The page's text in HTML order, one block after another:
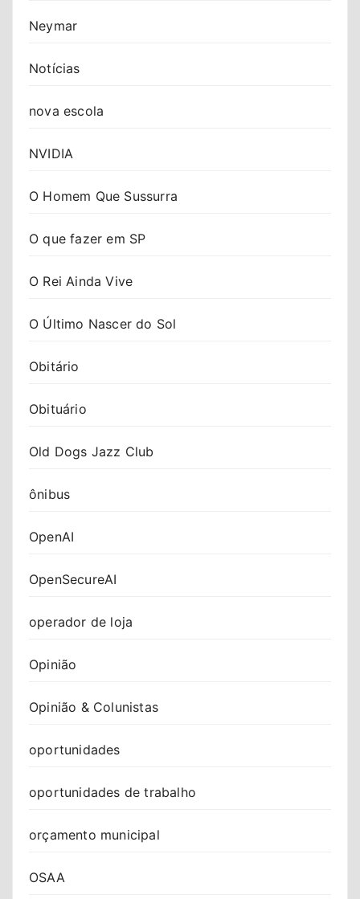
Neymar
Notícias
nova escola
NVIDIA
O Homem Que Sussurra
O que fazer em SP
O Rei Ainda Vive
O Último Nascer do Sol
Obitário
Obituário
Old Dogs Jazz Club
ônibus
OpenAI
OpenSecureAI
operador de loja
Opinião
Opinião & Colunistas
oportunidades
oportunidades de trabalho
orçamento municipal
OSAA